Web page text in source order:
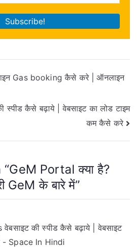
Gas booking कैसे करे | ऑनलाइन
स्पीड कैसे बढ़ाये | वेबसाइट का लोड टाइम
कम कैसे करे
GeM Portal क्या है?
GeM के बारे में”
की स्पीड कैसे बढ़ाये | वेबसाइट
- Space In Hindi